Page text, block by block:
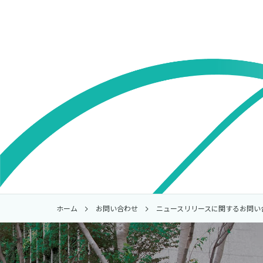
ホーム お問い合わせ ニュースリリースに関するお問い